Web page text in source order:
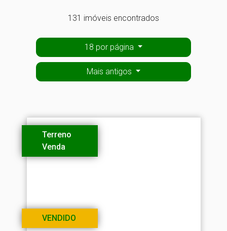
131 imóveis encontrados
18 por página
Mais antigos
Terreno
Venda
VENDIDO